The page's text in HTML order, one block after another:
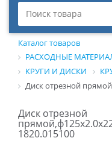
Каталог товаров
РАСХОДНЫЕ
КРУГИ И ДИСКИ
Диск отрезной
Диск отрезной
1820.015100